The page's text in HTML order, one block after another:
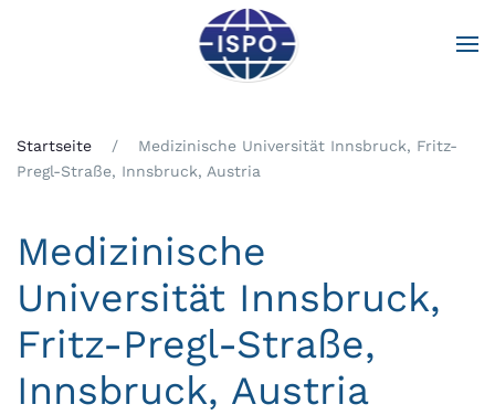
Zum Hauptinhalt springen
Startseite
Medizinische Universität Innsbruck, Fritz-
Pregl-Straße, Innsbruck, Austria
Medizinische
Universität Innsbruck,
Fritz-Pregl-Straße,
Innsbruck, Austria